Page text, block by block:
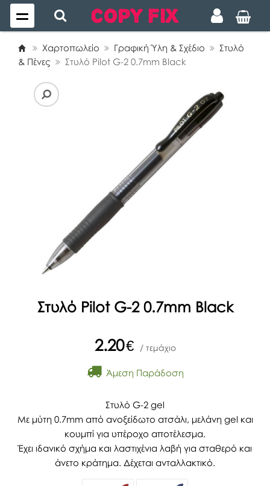
Χαρτοπωλείο Γραφική Ύλη & Σχέδιο
Στυλό
& Πένες
Στυλό Pilot G-2 0.7mm Black
Στυλό Pilot G-2 0.7mm Black
2.20€ / τεμάχιο
Άμεση Παράδοση
Στυλό G-2 gel
Mε μύτη 0.7mm από ανοξείδωτο ατσάλι, μελάνη gel και
κουμπί για υπέροχο αποτέλεσμα.
Έχει ιδανικό σχήμα και λαστιχένια λαβή για σταθερό και
άνετο κράτημα. Δέχεται ανταλλακτικό.